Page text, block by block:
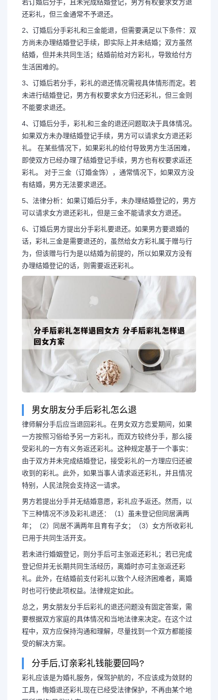
若订婚后分手，且未完成结婚登记，男方有权要求女方退
还彩礼，但三金通常不予退还。
2、订婚后分手彩礼和三金能退，但需要满足以下条件：双
方尚未办理结婚登记手续，即实际上并未结婚；双方虽然
结婚，但并未共同生活；结婚前给对方彩礼，导致给付方
生活困难的。
3、订婚后若分手，彩礼的退还情况需视具体情形而定。若
未进行结婚登记，男方有权要求女方归还彩礼，但三金则
不能要求退还。
4、订婚后分手，彩礼和三金的退还问题取决于具体情况。
如果双方未办理结婚登记手续，男方可以请求女方退还彩
礼。 在某些情况下，如果彩礼的给付导致男方生活困难，
即使双方已经办理了结婚登记手续，男方也有权要求返还
彩礼。 对于三金（订婚金饰），通常情况下，如果双方没
有结婚，男方无法要求退还。
5、法律分析：如果订婚后分手，未办理结婚登记的，男方
可以请求女方退还彩礼，但是三金不能请求女方退还。
6、订婚后男方提出分手彩礼要退还。如果男方要退婚的
话，彩礼三金是需要退还的，虽然给女方彩礼属于赠与行
为，但该赠与行为是以结婚为前提的，所以如果双方没有
办理结婚登记的话，则需要返还彩礼。
男女朋友分手后彩礼怎么退
律师解分手后应当退回彩礼。在男女双方恋爱期间，如果
一方按照习俗给予另一方彩礼，而双方较终分手，那么接
受彩礼的一方有义务返还彩礼。这种规定基于一个事实：
由于双方并未完成结婚登记，接受彩礼的一方理应归还被
收到的彩礼。此外，如果当事人请求返还彩礼，并且情况
特别，人民法院会支持这一请求。
男方若提出分手并无结婚意愿，彩礼应予返还。然而，以
下三种情况不涉及彩礼退还：（1）虽未登记但同居满两
年；（2）同居不满两年且育有子女；（3）女方所收彩礼
已用于共同生活开支。
若未进行婚姻登记，则分手后可主张返还彩礼；若已完成
登记但并无长期共同生活经历，离婚时亦可主张返还彩
礼。此外，在结婚前支付彩礼以致个人经济困难者，离婚
时也可行使此项权益。法律规定如此。
总之，男女朋友分手后彩礼的退还问题没有固定答案，需
要根据双方家庭的具体情况和当地法律来决定。在这个过
程中，双方应保持沟通和理解，尽量找到一个双方都能接
受的解决方案。
分手后,订亲彩礼钱能要回吗?
彩礼应该是为婚礼服务，保驾护航的，不应该成为敛财的
工具，悔婚退还彩礼现在已经受法律保护，不再由某个地
长按图片识别二维